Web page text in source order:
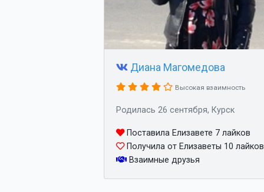
Диана Магомедова
Высокая взаимность
Родилась 26 сентября, Курск
Поставила Елизавете 7 лайков
Получила от Елизаветы 10 лайков
Взаимные друзья